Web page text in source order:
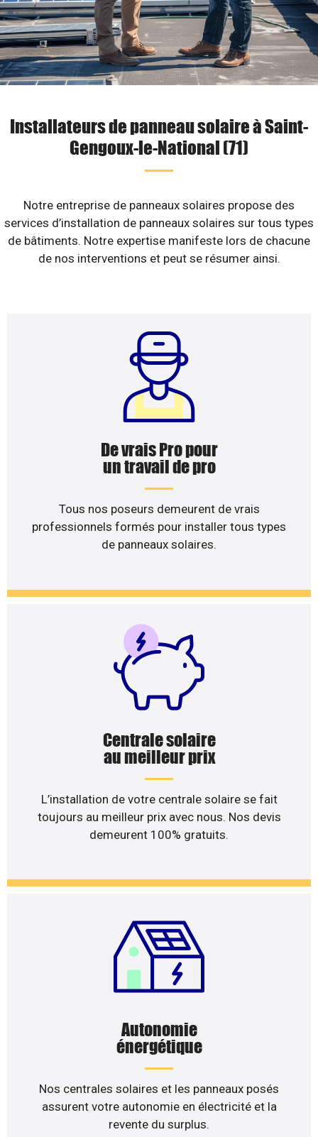
Installateurs de panneau solaire à Saint-
Gengoux-le-National (71)
Notre entreprise de panneaux solaires propose des
services d’installation de panneaux solaires sur tous types
de bâtiments. Notre expertise manifeste lors de chacune
de nos interventions et peut se résumer ainsi.
De vrais Pro pour
un travail de pro
Tous nos poseurs demeurent de vrais
professionnels formés pour installer tous types
de panneaux solaires.
Centrale solaire
au meilleur prix
L’installation de votre centrale solaire se fait
toujours au meilleur prix avec nous. Nos devis
demeurent 100% gratuits.
Autonomie
énergétique
Nos centrales solaires et les panneaux posés
assurent votre autonomie en électricité et la
revente du surplus.